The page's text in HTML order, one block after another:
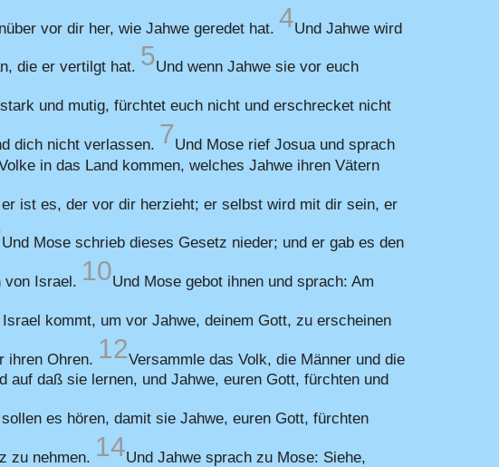
vor dir her, wie Jahwe geredet hat. 4Und Jahwe wird
die er vertilgt hat. 5Und wenn Jahwe sie vor euch
und mutig, fürchtet euch nicht und erschrecket nicht
dich nicht verlassen. 7Und Mose rief Josua und sprach
in das Land kommen, welches Jahwe ihren Vätern
ist es, der vor dir herzieht; er selbst wird mit dir sein, er
Und Mose schrieb dieses Gesetz nieder; und er gab es den
von Israel. 10Und Mose gebot ihnen und sprach: Am
kommt, um vor Jahwe, deinem Gott, zu erscheinen
ihren Ohren. 12Versammle das Volk, die Männer und die
auf daß sie lernen, und Jahwe, euren Gott, fürchten und
es hören, damit sie Jahwe, euren Gott, fürchten
zu nehmen. 14Und Jahwe sprach zu Mose: Siehe,